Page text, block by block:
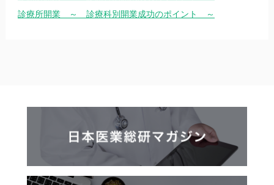
診療所開業 ～ 診療科別開業成功のポイント ～